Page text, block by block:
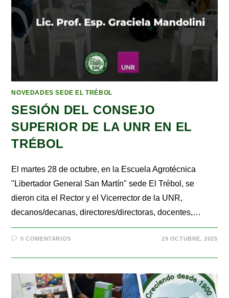
NOVEDADES SEDE EL TRÉBOL
SESIÓN DEL CONSEJO
SUPERIOR DE LA UNR EN EL
TRÉBOL
El martes 28 de octubre, en la Escuela Agrotécnica
"Libertador General San Martín" sede El Trébol, se
dieron cita el Rector y el Vicerrector de la UNR,
decanos/decanas, directores/directoras, docentes,…
0 COMENTARIOS 29 OCTUBRE, 2025